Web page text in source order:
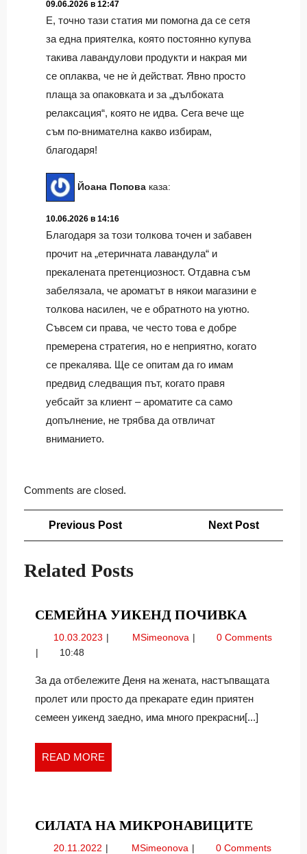
09.06.2026 в 12:47
Е, точно тази статия ми помогна да се сетя
за една приятелка, която постоянно купува
такива лавандулови продукти и накрая ми
се оплаква, че не ѝ действат. Явно просто
плаща за опаковката и за „дълбоката
релаксация“, която не идва. Сега вече ще
съм по-внимателна какво избирам,
благодаря!
Йоана Попова каза:
10.06.2026 в 14:16
Благодаря за този толкова точен и забавен
прочит на „етеричната лавандула“ и
прекалената претенциозност. Отдавна съм
забелязала, че ароматът в някои магазини е
толкова насилен, че е обратното на уютно.
Съвсем си права, че често това е добре
премерена стратегия, но е неприятно, когато
се прекалява. Ще се опитам да го имам
предвид следващия път, когато правя
уебсайт за клиент – ароматите са само
допълнение, не трябва да отвличат
вниманието.
Comments are closed.
Навигация
Previous PostPrevious
Next Post
Related Posts
СЕМЕЙНА УИКЕНД ПОЧИВКА
10.03.2023 10.03.2023MSimeonova Семейна0 Comments
10:48
За да отбележите Деня на жената, настъпващата
пролет или просто да прекарате един приятен
семеен уикенд заедно, има много прекрасни[...]
READ MORE
MORE
СИЛАТА НА МИКРОНАВИЦИТЕ
20.11.2022 20.11.2022MSimeonova Силата0 Comments